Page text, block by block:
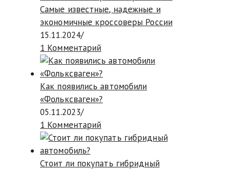
Самые известные, надежные и
экономичные кроссоверы России
15.11.2024/
1 Комментарий
Как появились автомобили
«Фольксваген»?
05.11.2023/
1 Комментарий
Стоит ли покупать гибридный